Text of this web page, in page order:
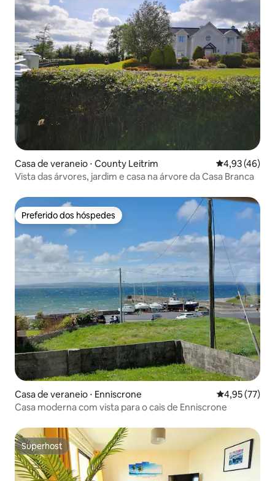
Casa de veraneio ⋅ County Leitrim 4,93 de uma
4,93 (46)
Vista das árvores, jardim e casa na árvore da Casa Branca
Preferido dos hóspedes
Preferido dos hóspedes
Casa de veraneio ⋅ Enniscrone 4,95 de uma
4,95 (77)
Casa moderna com vista para o cais de Enniscrone
Superhost
Superhost